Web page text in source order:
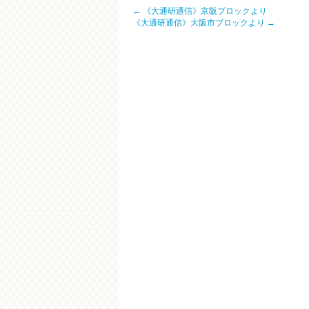
←
《大通研通信》京阪ブロックより
《大通研通信》大阪市ブロックより →